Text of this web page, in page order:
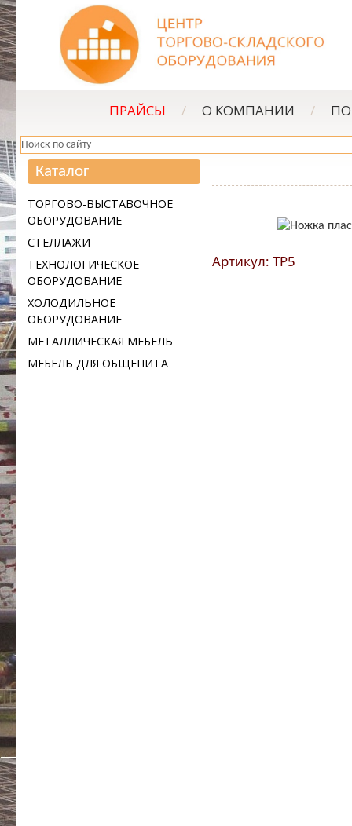
ПРАЙСЫ / О КОМПАНИИ /
Каталог
ТОРГОВО-ВЫСТАВОЧНОЕ
ОБОРУДОВАНИЕ
СТЕЛЛАЖИ
ТЕХНОЛОГИЧЕСКОЕ
ОБОРУДОВАНИЕ
ХОЛОДИЛЬНОЕ
ОБОРУДОВАНИЕ
МЕТАЛЛИЧЕСКАЯ МЕБЕЛЬ
МЕБЕЛЬ ДЛЯ ОБЩЕПИТА
Артикул: ТР5